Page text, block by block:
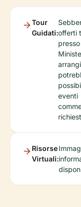
Tour
Guidati:offerti
eventi
Risorse
Virtuali: